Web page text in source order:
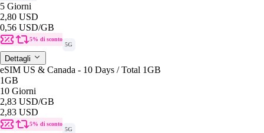
5 Giorni
2,80 USD
0,56 USD/GB
5% di sconto
5G
Dettagli
eSIM US & Canada - 10 Days / Total 1GB
1GB
10 Giorni
2,83 USD/GB
2,83 USD
5% di sconto
5G